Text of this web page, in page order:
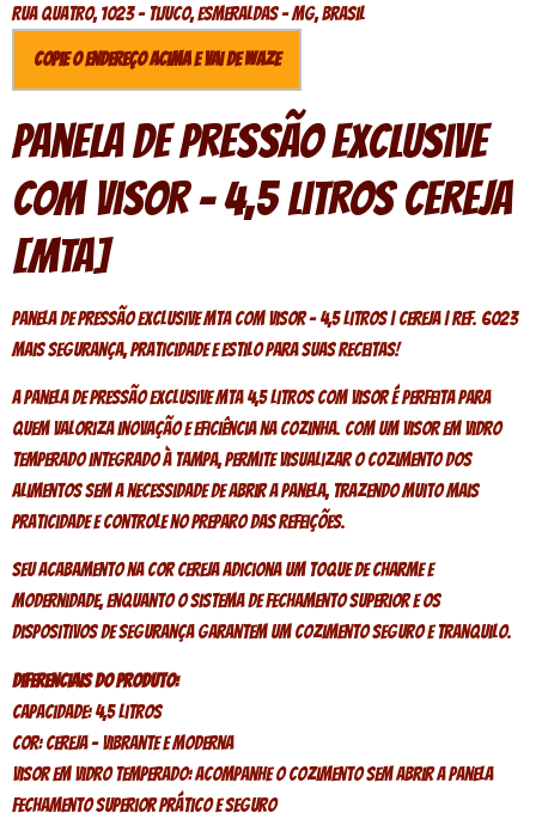
Rua quatro, 1023 - Tijuco, Esmeraldas - MG, Brasil
Copie o endereço acima e vai de Waze
Panela de Pressão Exclusive
com Visor – 4,5 Litros Cereja
[MTA]
Panela de Pressão Exclusive MTA com Visor – 4,5 Litros | Cereja | Ref. 6023
Mais segurança, praticidade e estilo para suas receitas!
A Panela de Pressão Exclusive MTA 4,5 Litros com Visor é perfeita para
quem valoriza inovação e eficiência na cozinha. Com um visor em vidro
temperado integrado à tampa, permite visualizar o cozimento dos
alimentos sem a necessidade de abrir a panela, trazendo muito mais
praticidade e controle no preparo das refeições.
Seu acabamento na cor cereja adiciona um toque de charme e
modernidade, enquanto o sistema de fechamento superior e os
dispositivos de segurança garantem um cozimento seguro e tranquilo.
Diferenciais do Produto:
Capacidade: 4,5 litros
Cor: Cereja – vibrante e moderna
Visor em vidro temperado: acompanhe o cozimento sem abrir a panela
Fechamento superior prático e seguro